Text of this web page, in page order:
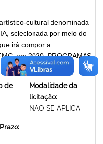
cultural denominada
selecionada por meio do
irá compor a
em 2020. PROGRAMAS
de
Modalidade da
licitação:
NAO SE APLICA